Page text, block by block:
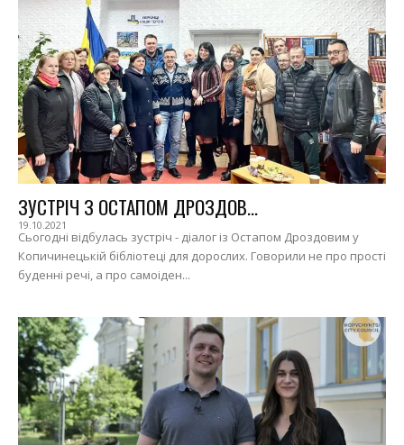
ЗУСТРІЧ З ОСТАПОМ ДРОЗДОВ...
19.10.2021
Сьогодні відбулась зустріч - діалог із Остапом Дроздовим у
Копичинецькій бібліотеці для дорослих. Говорили не про прості
буденні речі, а про самоіден...